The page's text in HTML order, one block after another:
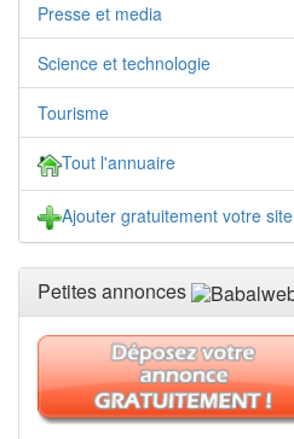
Presse et media
Science et technologie
Tourisme
Tout l'annuaire
Ajouter gratuitement votre site
Petites annonces